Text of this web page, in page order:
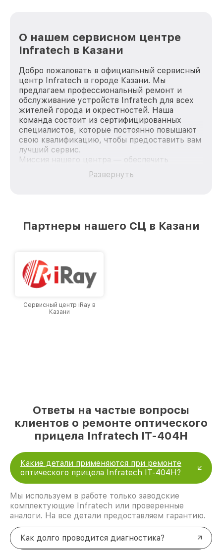
О нашем сервисном центре
Infratech в Казани
Добро пожаловать в официальный сервисный
центр Infratech в городе Казани. Мы
предлагаем профессиональный ремонт и
обслуживание устройств Infratech для всех
жителей города и окрестностей. Наша
команда состоит из сертифицированных
специалистов, которые постоянно повышают
свою квалификацию, чтобы предоставить вам
лучший сервис.
Миссия нашего центра — обеспечить
качественный и доступный ремонт для
каждого пользователя продукции Infratech,
лучшим сервисным центром Infratech в
Развернуть
Партнеры нашего СЦ в Казани
Сервисный центр iRay в
Казани
Ответы на частые вопросы
клиентов о ремонте оптического
прицела Infratech IT-404H
Какие детали применяются при ремонте
оптического прицела Infratech IT-404H?
Мы используем в работе только заводские
комплектующие Infratech или проверенные
аналоги. На все детали предоставляем гарантию.
Как долго проводится диагностика?